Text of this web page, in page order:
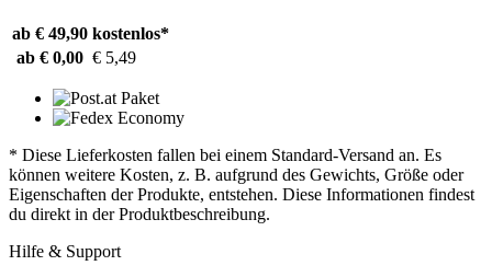
ab € 49,90 kostenlos*
ab € 0,00 € 5,49
* Diese Lieferkosten fallen bei einem Standard-Versand an. Es
können weitere Kosten, z. B. aufgrund des Gewichts, Größe oder
Eigenschaften der Produkte, entstehen. Diese Informationen findest
du direkt in der Produktbeschreibung.
Hilfe & Support